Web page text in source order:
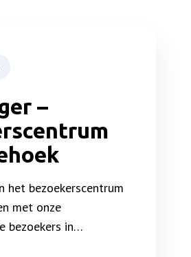
–
bezoekerscentrum
met onze
bezoekers in…